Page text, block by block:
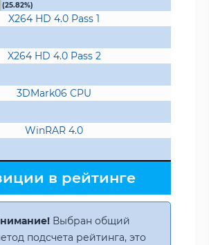
(25.82%)
X264 HD 4.0 Pass 1
X264 HD 4.0 Pass 2
3DMark06 CPU
WinRAR 4.0
в рейтинге
Выбран общий
подсчета рейтинга, это